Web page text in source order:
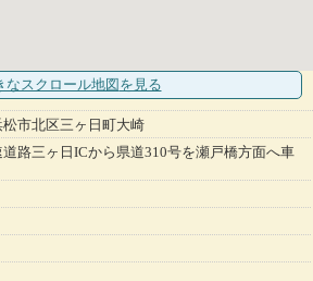
なスクロール地図 を見る
市北区三ヶ日町大崎
路三ヶ日ICから県道310号を瀬戸橋方面へ車